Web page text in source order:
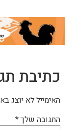
כתיבת
האימייל לא יוצג
התגובה שלך*